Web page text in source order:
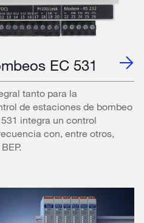
EC 531
tanto para la
de estaciones de bombeo
integra un control
con, entre otros,